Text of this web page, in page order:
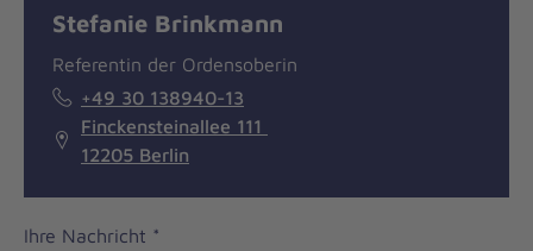
Stefanie Brinkmann
Referentin der Ordensoberin
+49 30 138940-13
Finckensteinallee 111
12205 Berlin
Ihre Nachricht *